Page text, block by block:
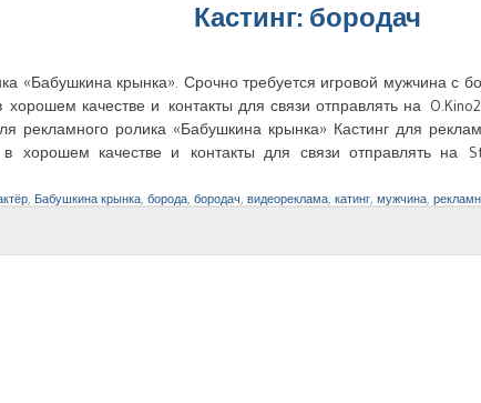
Кастинг: бородач
«Бабушкина крынка». Срочно требуется игровой мужчина
качестве и контакты для связи отправлять на
рекламного ролика «Бабушкина крынка» Кастинг для
хорошем качестве и контакты для связи отправлять на
, Бабушкина крынка, борода, бородач, видеореклама, катинг, мужчина,